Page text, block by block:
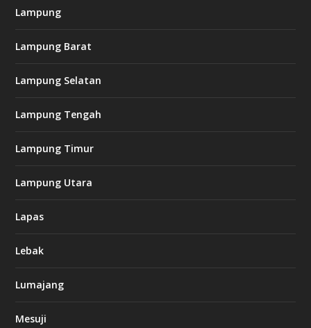
Lampung
Lampung Barat
Lampung Selatan
Lampung Tengah
Lampung Timur
Lampung Utara
Lapas
Lebak
Lumajang
Mesuji